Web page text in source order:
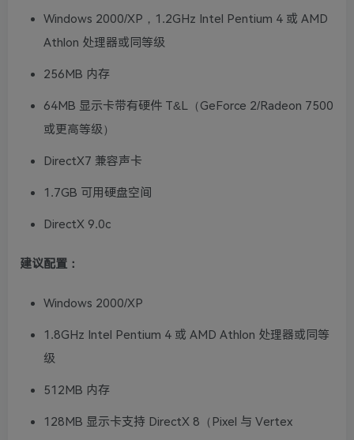
Windows 2000/XP，1.2GHz Intel Pentium 4 或 AMD
Athlon 处理器或同等级
256MB 内存
64MB 显示卡带有硬件 T&L（GeForce 2/Radeon 7500
或更高等级）
DirectX7 兼容声卡
1.7GB 可用硬盘空间
DirectX 9.0c
建议配置：
Windows 2000/XP
1.8GHz Intel Pentium 4 或 AMD Athlon 处理器或同等
级
512MB 内存
128MB 显示卡支持 DirectX 8（Pixel 与 Vertex